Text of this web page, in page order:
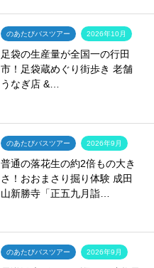
のあたびバスツアー 2026年10月
足袋の生産量が全国一の行田
市！足袋蔵めぐり街歩き 老舗
うなぎ店 &…
のあたびバスツアー 2026年9月
普通の落花生の約2倍もの大き
さ！おおまさり掘り体験 成田
山新勝寺「正五九月詣…
のあたびバスツアー 2026年9月